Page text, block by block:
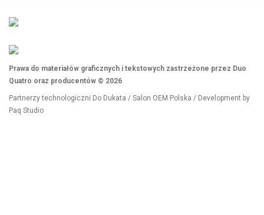
Prawa do materiałów graficznych i tekstowych zastrzeżone przez Duo
Quatro oraz producentów © 2026
Partnerzy technologiczni Do Dukata / Salon OEM Polska / Development by
Paq Studio